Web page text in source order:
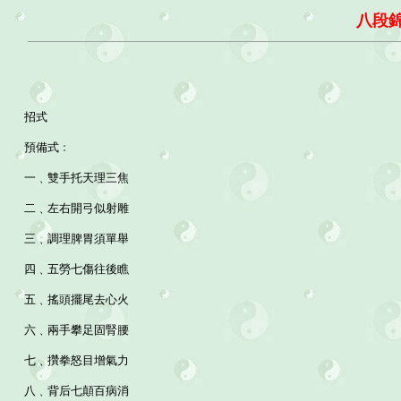
八段
招式
預備式﹕
一﹑雙手托天理三焦
二﹑左右開弓似射雕
三﹑調理脾胃須單舉
四﹑五勞七傷往後瞧
五﹑搖頭擺尾去心火
六﹑兩手攀足固腎腰
七﹑攢拳怒目增氣力
八﹑背后七顛百病消